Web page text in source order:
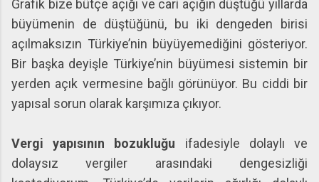
Grafik bize bütçe açığı ve cari açığın düştüğü yıllarda
büyümenin de düştüğünü, bu iki dengeden birisi
açılmaksızın Türkiye’nin büyüyemediğini gösteriyor.
Bir başka deyişle Türkiye’nin büyümesi sistemin bir
yerden açık vermesine bağlı görünüyor. Bu ciddi bir
yapısal sorun olarak karşımıza çıkıyor.
Vergi yapısının bozukluğu ifadesiyle dolaylı ve
dolaysız vergiler arasındaki dengesizliği